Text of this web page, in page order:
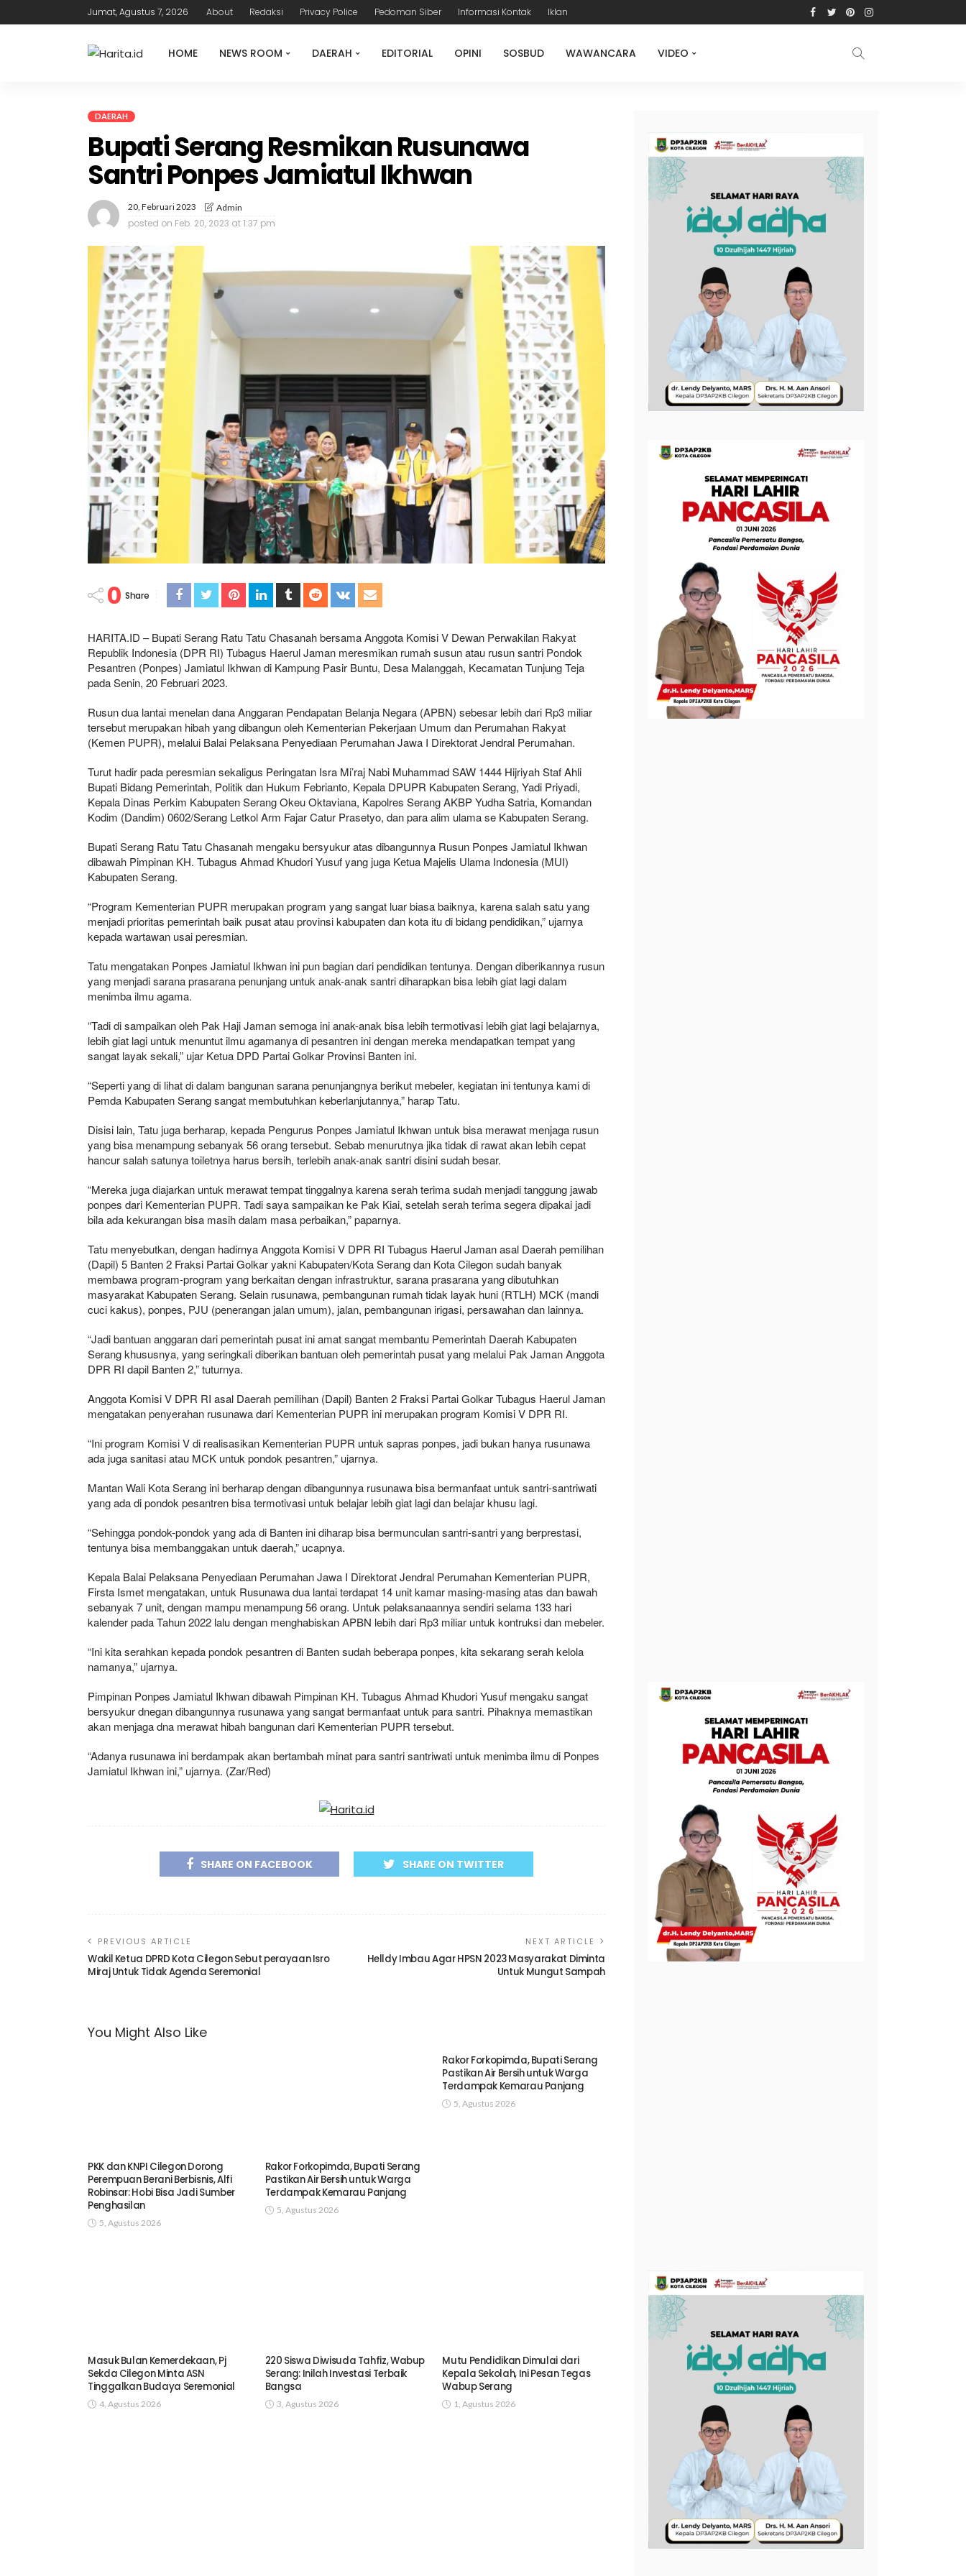
Jumat, Agustus 7, 2026 About Redaksi Privacy Police Pedoman Siber Informasi Kontak Iklan
HOME NEWS ROOM DAERAH EDITORIAL OPINI SOSBUD WAWANCARA VIDEO
DAERAH
Bupati Serang Resmikan Rusunawa
Santri Ponpes Jamiatul Ikhwan
20, Februari 2023 Admin
posted on Feb. 20, 2023 at 1:37 pm
0 Share
HARITA.ID – Bupati Serang Ratu Tatu Chasanah bersama Anggota Komisi V Dewan Perwakilan Rakyat
Republik Indonesia (DPR RI) Tubagus Haerul Jaman meresmikan rumah susun atau rusun santri Pondok
Pesantren (Ponpes) Jamiatul Ikhwan di Kampung Pasir Buntu, Desa Malanggah, Kecamatan Tunjung Teja
pada Senin, 20 Februari 2023.
Rusun dua lantai menelan dana Anggaran Pendapatan Belanja Negara (APBN) sebesar lebih dari Rp3 miliar
tersebut merupakan hibah yang dibangun oleh Kementerian Pekerjaan Umum dan Perumahan Rakyat
(Kemen PUPR), melalui Balai Pelaksana Penyediaan Perumahan Jawa I Direktorat Jendral Perumahan.
Turut hadir pada peresmian sekaligus Peringatan Isra Mi’raj Nabi Muhammad SAW 1444 Hijriyah Staf Ahli
Bupati Bidang Pemerintah, Politik dan Hukum Febrianto, Kepala DPUPR Kabupaten Serang, Yadi Priyadi,
Kepala Dinas Perkim Kabupaten Serang Okeu Oktaviana, Kapolres Serang AKBP Yudha Satria, Komandan
Kodim (Dandim) 0602/Serang Letkol Arm Fajar Catur Prasetyo, dan para alim ulama se Kabupaten Serang.
Bupati Serang Ratu Tatu Chasanah mengaku bersyukur atas dibangunnya Rusun Ponpes Jamiatul Ikhwan
dibawah Pimpinan KH. Tubagus Ahmad Khudori Yusuf yang juga Ketua Majelis Ulama Indonesia (MUI)
Kabupaten Serang.
“Program Kementerian PUPR merupakan program yang sangat luar biasa baiknya, karena salah satu yang
menjadi prioritas pemerintah baik pusat atau provinsi kabupaten dan kota itu di bidang pendidikan,” ujarnya
kepada wartawan usai peresmian.
Tatu mengatakan Ponpes Jamiatul Ikhwan ini pun bagian dari pendidikan tentunya. Dengan diberikannya rusun
yang menjadi sarana prasarana penunjang untuk anak-anak santri diharapkan bisa lebih giat lagi dalam
menimba ilmu agama.
“Tadi di sampaikan oleh Pak Haji Jaman semoga ini anak-anak bisa lebih termotivasi lebih giat lagi belajarnya,
lebih giat lagi untuk menuntut ilmu agamanya di pesantren ini dengan mereka mendapatkan tempat yang
sangat layak sekali,” ujar Ketua DPD Partai Golkar Provinsi Banten ini.
“Seperti yang di lihat di dalam bangunan sarana penunjangnya berikut mebeler, kegiatan ini tentunya kami di
Pemda Kabupaten Serang sangat membutuhkan keberlanjutannya,” harap Tatu.
Disisi lain, Tatu juga berharap, kepada Pengurus Ponpes Jamiatul Ikhwan untuk bisa merawat menjaga rusun
yang bisa menampung sebanyak 56 orang tersebut. Sebab menurutnya jika tidak di rawat akan lebih cepat
hancur salah satunya toiletnya harus bersih, terlebih anak-anak santri disini sudah besar.
“Mereka juga diajarkan untuk merawat tempat tinggalnya karena serah terima sudah menjadi tanggung jawab
ponpes dari Kementerian PUPR. Tadi saya sampaikan ke Pak Kiai, setelah serah terima segera dipakai jadi
bila ada kekurangan bisa masih dalam masa perbaikan,” paparnya.
Tatu menyebutkan, dengan hadirnya Anggota Komisi V DPR RI Tubagus Haerul Jaman asal Daerah pemilihan
(Dapil) 5 Banten 2 Fraksi Partai Golkar yakni Kabupaten/Kota Serang dan Kota Cilegon sudah banyak
membawa program-program yang berkaitan dengan infrastruktur, sarana prasarana yang dibutuhkan
masyarakat Kabupaten Serang. Selain rusunawa, pembangunan rumah tidak layak huni (RTLH) MCK (mandi
cuci kakus), ponpes, PJU (penerangan jalan umum), jalan, pembangunan irigasi, persawahan dan lainnya.
“Jadi bantuan anggaran dari pemerintah pusat ini amat sangat membantu Pemerintah Daerah Kabupaten
Serang khususnya, yang seringkali diberikan bantuan oleh pemerintah pusat yang melalui Pak Jaman Anggota
DPR RI dapil Banten 2,” tuturnya.
Anggota Komisi V DPR RI asal Daerah pemilihan (Dapil) Banten 2 Fraksi Partai Golkar Tubagus Haerul Jaman
mengatakan penyerahan rusunawa dari Kementerian PUPR ini merupakan program Komisi V DPR RI.
“Ini program Komisi V di realisasikan Kementerian PUPR untuk sapras ponpes, jadi bukan hanya rusunawa
ada juga sanitasi atau MCK untuk pondok pesantren,” ujarnya.
Mantan Wali Kota Serang ini berharap dengan dibangunnya rusunawa bisa bermanfaat untuk santri-santriwati
yang ada di pondok pesantren bisa termotivasi untuk belajar lebih giat lagi dan belajar khusu lagi.
“Sehingga pondok-pondok yang ada di Banten ini diharap bisa bermunculan santri-santri yang berprestasi,
tentunya bisa membanggakan untuk daerah,” ucapnya.
Kepala Balai Pelaksana Penyediaan Perumahan Jawa I Direktorat Jendral Perumahan Kementerian PUPR,
Firsta Ismet mengatakan, untuk Rusunawa dua lantai terdapat 14 unit kamar masing-masing atas dan bawah
sebanyak 7 unit, dengan mampu menampung 56 orang. Untuk pelaksanaannya sendiri selama 133 hari
kalender pada Tahun 2022 lalu dengan menghabiskan APBN lebih dari Rp3 miliar untuk kontruksi dan mebeler.
“Ini kita serahkan kepada pondok pesantren di Banten sudah beberapa ponpes, kita sekarang serah kelola
namanya,” ujarnya.
Pimpinan Ponpes Jamiatul Ikhwan dibawah Pimpinan KH. Tubagus Ahmad Khudori Yusuf mengaku sangat
bersyukur dnegan dibangunnya rusunawa yang sangat bermanfaat untuk para santri. Pihaknya memastikan
akan menjaga dna merawat hibah bangunan dari Kementerian PUPR tersebut.
“Adanya rusunawa ini berdampak akan bertambah minat para santri santriwati untuk menimba ilmu di Ponpes
Jamiatul Ikhwan ini,” ujarnya. (Zar/Red)
SHARE ON FACEBOOK SHARE ON TWITTER
PREVIOUS ARTICLE
Wakil Ketua DPRD Kota Cilegon Sebut perayaan Isro
Miraj Untuk Tidak Agenda Seremonial
NEXT ARTICLE
Helldy Imbau Agar HPSN 2023 Masyarakat Diminta
Untuk Mungut Sampah
You Might Also Like
PKK dan KNPI Cilegon Dorong
Perempuan Berani Berbisnis, Alfi
Robinsar: Hobi Bisa Jadi Sumber
Penghasilan
5, Agustus 2026
Rakor Forkopimda, Bupati Serang
Pastikan Air Bersih untuk Warga
Terdampak Kemarau Panjang
5, Agustus 2026
Rakor Forkopimda, Bupati Serang
Pastikan Air Bersih untuk Warga
Terdampak Kemarau Panjang
5, Agustus 2026
Masuk Bulan Kemerdekaan, Pj
Sekda Cilegon Minta ASN
Tinggalkan Budaya Seremonial
4, Agustus 2026
220 Siswa Diwisuda Tahfiz, Wabup
Serang: Inilah Investasi Terbaik
Bangsa
3, Agustus 2026
Mutu Pendidikan Dimulai dari
Kepala Sekolah, Ini Pesan Tegas
Wabup Serang
1, Agustus 2026